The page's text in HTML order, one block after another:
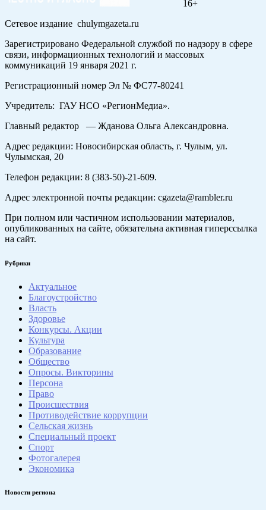
16+
Сетевое издание chulymgazeta.ru
Зарегистрировано Федеральной службой по надзору в сфере
связи, информационных технологий и массовых
коммуникаций 19 января 2021 г.
Регистрационный номер Эл № ФС77-80241
Учредитель: ГАУ НСО «РегионМедиа».
Главный редактор — Жданова Ольга Александровна.
Адрес редакции: Новосибирская область, г. Чулым, ул.
Чулымская, 20
Телефон редакции: 8 (383-50)-21-609.
Адрес электронной почты редакции: cgazeta@rambler.ru
При полном или частичном использовании материалов,
опубликованных на сайте, обязательна активная гиперссылка
на сайт.
Рубрики
Актуальное
Благоустройство
Власть
Здоровье
Конкурсы. Акции
Культура
Образование
Общество
Опросы. Викторины
Персона
Право
Происшествия
Противодействие коррупции
Сельская жизнь
Специальный проект
Спорт
Фотогалерея
Экономика
Новости региона